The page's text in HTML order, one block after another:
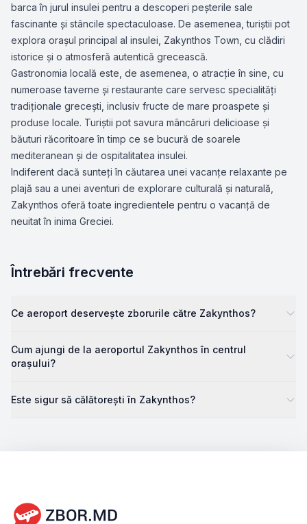
barca în jurul insulei pentru a descoperi peșterile sale
fascinante și stâncile spectaculoase. De asemenea, turiștii pot
explora orașul principal al insulei, Zakynthos Town, cu clădiri
istorice și o atmosferă autentică grecească.
Gastronomia locală este, de asemenea, o atracție în sine, cu
numeroase taverne și restaurante care servesc specialități
tradiționale grecești, inclusiv fructe de mare proaspete și
produse locale. Turiștii pot savura mâncăruri delicioase și
băuturi răcoritoare în timp ce se bucură de soarele
mediteranean și de ospitalitatea insulei.
Indiferent dacă sunteți în căutarea unei vacanțe relaxante pe
plajă sau a unei aventuri de explorare culturală și naturală,
Zakynthos oferă toate ingredientele pentru o vacanță de
neuitat în inima Greciei.
Întrebări frecvente
Ce aeroport deservește zborurile către Zakynthos?
Cum ajungi de la aeroportul Zakynthos în centrul
orașului?
Este sigur să călătorești în Zakynthos?